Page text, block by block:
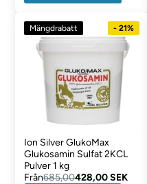
Mängdrabatt - 21%
Ion Silver GlukoMax
Glukosamin Sulfat 2KCL
Pulver 1 kg
Från685,00428,00 SEK